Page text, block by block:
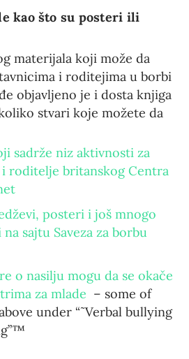
kao što su posteri ili
materijala koji može da
i roditejima u borbi
objavljeno je i dosta knjiga
stvari koje možete da
sadrže niz aktivnosti za
roditelje britanskog Centra
posteri i još mnogo
sajtu Saveza za borbu
o nasilju mogu da se okače
za mlade – some of
under “˜Verbal bullying